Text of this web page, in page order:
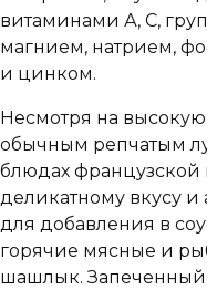
витаминами А, С,
магнием, натрием,
и цинком.
Несмотря на
обычным репчатым
блюдах французской
деликатному вкусу и
для добавления в
горячие мясные и
шашлык. Запеченный